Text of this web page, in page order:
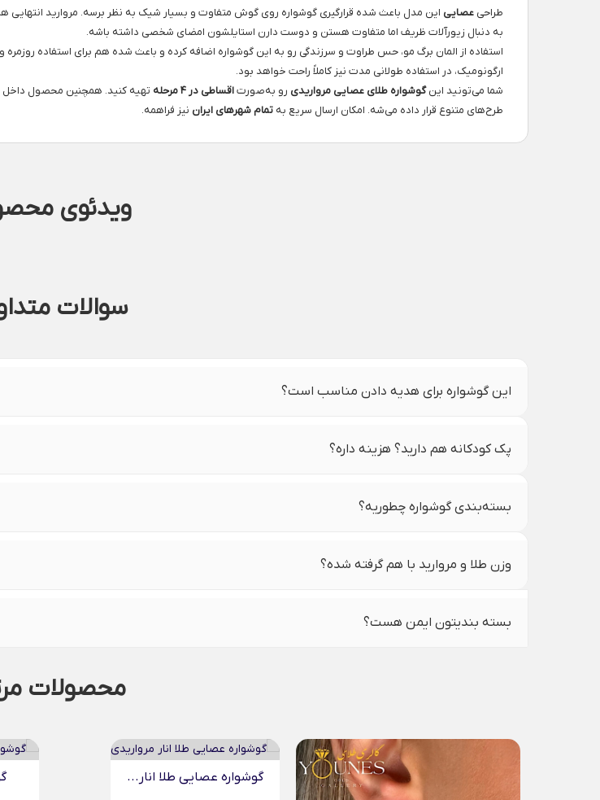
طراحی عصایی این مدل باعث شده قرارگیری گوشواره روی گوش متفاوت و بسیار شیک به نظر برسه. مروارید انتهایی
به دنبال زیورآلات ظریف اما متفاوت هستن و دوست دارن استایلشون امضای شخصی داشته باشه.
استفاده از المان برگ مو، حس طراوت و سرزندگی رو به این گوشواره اضافه کرده و باعث شده هم برای استفاده
ارگونومیک، در استفاده طولانی مدت نیز کاملاً راحت خواهد بود.
شما می‌تونید اینگوشواره طلای عصایی مرواریدی رو به‌صورتاقساطی در ۴ مرحله تهیه کنید. همچنین محصول داخل
طرح‌های متنوع قرار داده می‌شه. امکان ارسال سریع به تمام شهرهای ایران نیز فراهمه.
ویدئوی
سوالات
این گوشواره برای هدیه دادن مناسب است؟
پک کودکانه هم دارید؟ هزینه داره؟
بسته‌بندی گوشواره چطوریه؟
وزن طلا و مروارید با هم گرفته شده؟
بسته بندیتون ایمن هست؟
محصولات
گوشواره عصایی طلا انار...